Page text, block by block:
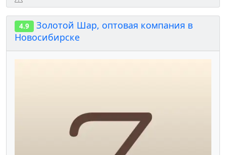
4.9
Золотой Шар, оптовая компания в
Новосибирске